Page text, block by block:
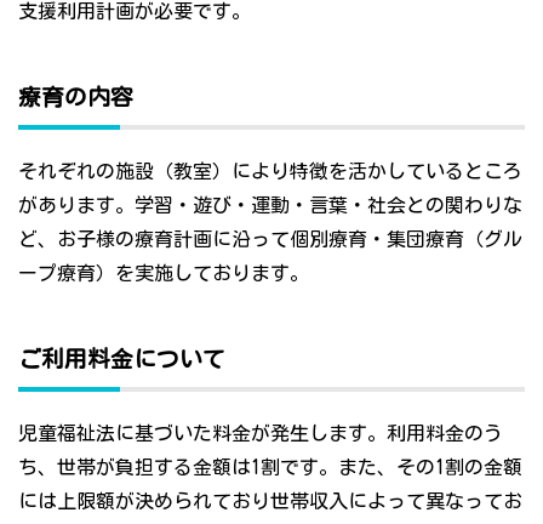
支援利用計画が必要です。
療育の内容
それぞれの施設（教室）により特徴を活かしているところ
があります。学習・遊び・運動・言葉・社会との関わりな
ど、お子様の療育計画に沿って個別療育・集団療育（グル
ープ療育）を実施しております。
ご利用料金について
児童福祉法に基づいた料金が発生します。利用料金のう
ち、世帯が負担する金額は1割です。また、その1割の金額
には上限額が決められており世帯収入によって異なってお